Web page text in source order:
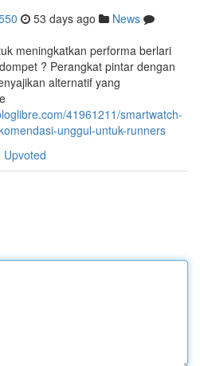
53 days ago
News
meningkatkan performa berlari
? Perangkat pintar dengan
alternatif yang
41961211/smartwatch-
unggul-untuk-runners
Upvoted